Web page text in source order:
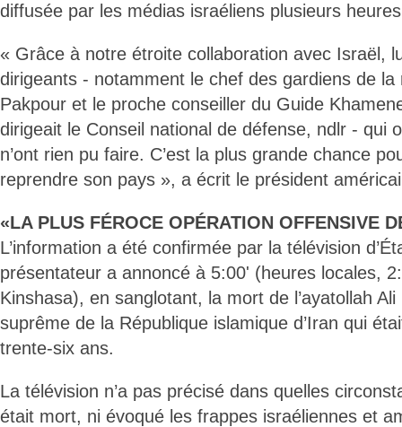
diffusée par les médias israéliens plusieurs
« Grâce à notre étroite collaboration avec Israël,
dirigeants - notamment le chef des gardiens de
Pakpour et le proche conseiller du Guide
dirigeait le Conseil national de défense, ndlr - qui
n’ont rien pu faire. C’est la plus grande chance
reprendre son pays », a écrit le président
«LA PLUS FÉROCE OPÉRATION OFFENSIVE
L’information a été confirmée par la télévision
présentateur a annoncé à 5:00' (heures locales,
Kinshasa), en sanglotant, la mort de l’ayatollah
suprême de la République islamique d’Iran qui
trente-six ans.
La télévision n’a pas précisé dans quelles
était mort, ni évoqué les frappes israéliennes et